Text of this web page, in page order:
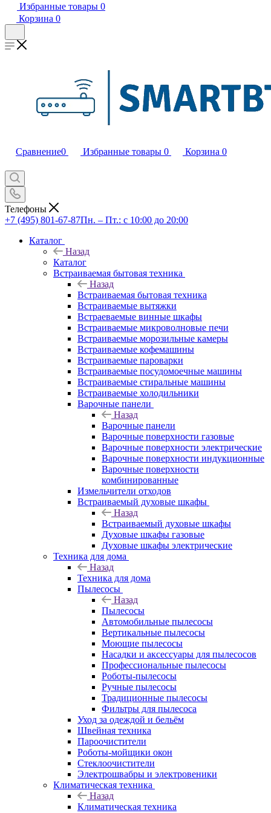
Избранные товары 0
Корзина 0
Сравнение0 Избранные товары 0 Корзина 0
Телефоны
+7 (495) 801-67-87Пн. – Пт.: с 10:00 до 20:00
Каталог
Назад
Каталог
Встраиваемая бытовая техника
Назад
Встраиваемая бытовая техника
Встраиваемые вытяжки
Встраеваемые винные шкафы
Встраиваемые микроволновые печи
Встраиваемые морозильные камеры
Встраиваемые кофемашины
Встраиваемые пароварки
Встраиваемые посудомоечные машины
Встраиваемые стиральные машины
Встраиваемые холодильники
Варочные панели
Назад
Варочные панели
Варочные поверхности газовые
Варочные поверхности электрические
Варочные поверхности индукционные
Варочные поверхности
комбинированные
Измельчители отходов
Встраиваемый духовые шкафы
Назад
Встраиваемый духовые шкафы
Духовые шкафы газовые
Духовые шкафы электрические
Техника для дома
Назад
Техника для дома
Пылесосы
Назад
Пылесосы
Автомобильные пылесосы
Вертикальные пылесосы
Моющие пылесосы
Насадки и аксессуары для пылесосов
Профессиональные пылесосы
Роботы-пылесосы
Ручные пылесосы
Традиционные пылесосы
Фильтры для пылесоса
Уход за одеждой и бельём
Швейная техника
Пароочистители
Роботы-мойщики окон
Стеклоочистители
Электрошвабры и электровеники
Климатическая техника
Назад
Климатическая техника